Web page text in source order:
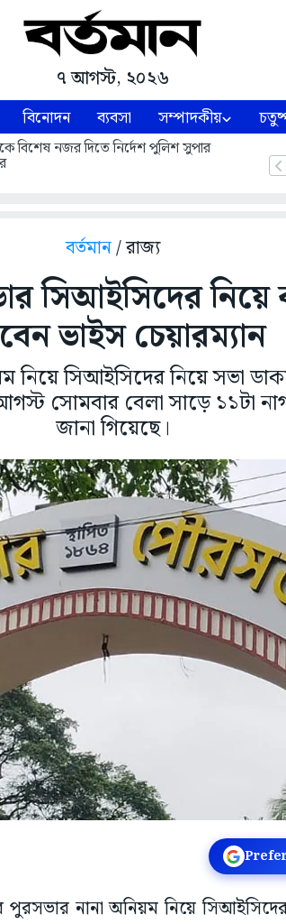
৭ আগস্ট, ২০২৬
বিনোদন ব্যবসা সম্পাদকীয়
বিশেষ নজর দিতে নির্দেশ পুলিশ সুপার
বর্তমান/ রাজ্য
সিআইসিদের নিয়ে
ভাইস চেয়ারম্যান
নিয়ে সিআইসিদের নিয়ে সভা
সোমবার বেলা সাড়ে ১১টা
জানা গিয়েছে।
পুরসভার নানা অনিয়ম নিয়ে